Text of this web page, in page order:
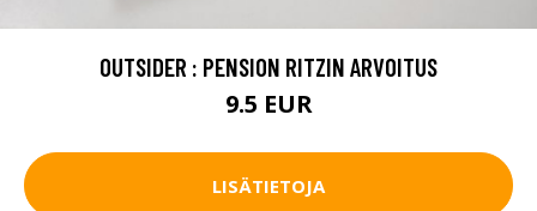
OUTSIDER : PENSION RITZIN ARVOITUS
9.5 EUR
LISÄTIETOJA